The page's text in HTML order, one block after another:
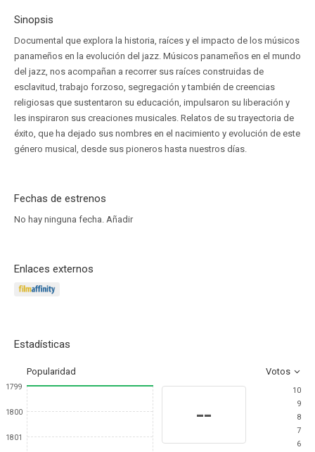
Sinopsis
Documental que explora la historia, raíces y el impacto de los músicos
panameños en la evolución del jazz. Músicos panameños en el mundo
del jazz, nos acompañan a recorrer sus raíces construidas de
esclavitud, trabajo forzoso, segregación y también de creencias
religiosas que sustentaron su educación, impulsaron su liberación y
les inspiraron sus creaciones musicales. Relatos de su trayectoria de
éxito, que ha dejado sus nombres en el nacimiento y evolución de este
género musical, desde sus pioneros hasta nuestros días.
Fechas de estrenos
No hay ninguna fecha. Añadir
Enlaces externos
Estadísticas
Popularidad Votos
1799
1800
1801
--
10
9
8
7
6